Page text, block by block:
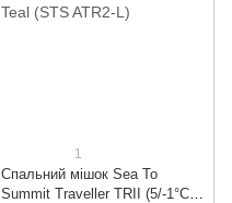
1
Спальний мішок Sea To
Summit Traveller TRII (5/-1°C),